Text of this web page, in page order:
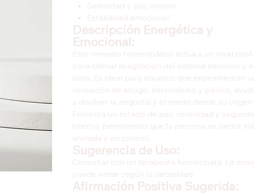
Serenidad y paz interior
Estabilidad emocional
Descripción Energética y
Emocional:
Este remedio homeopático actúa a un nivel
para calmar la agitación del sistema nervioso y el
alma. Es ideal para aquellos que experimentan
sensación de ahogo, nerviosismo y pánico,
a disolver la angustia y el miedo desde su origen
Fomenta un estado de paz, serenidad y
interna, permitiendo que la persona se sienta
anclada y en control.
Sugerencia de Uso:
Consultar con un terapeuta homeópata. La
puede variar según la necesidad.
Afirmación Positiva Sugerida: